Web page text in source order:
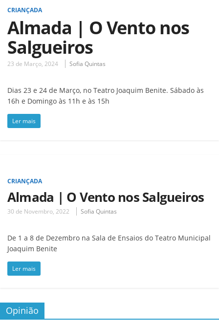
CRIANÇADA
Almada | O Vento nos
Salgueiros
23 de Março, 2024 Sofia Quintas
Dias 23 e 24 de Março, no Teatro Joaquim Benite. Sábado às
16h e Domingo às 11h e às 15h
Ler mais
CRIANÇADA
Almada | O Vento nos Salgueiros
30 de Novembro, 2022 Sofia Quintas
De 1 a 8 de Dezembro na Sala de Ensaios do Teatro Municipal
Joaquim Benite
Ler mais
Opinião